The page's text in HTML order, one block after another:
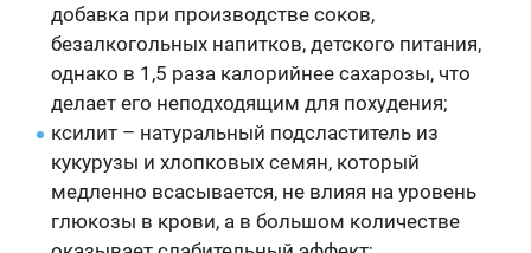
добавка при производстве соков,
безалкогольных напитков, детского питания,
однако в 1,5 раза калорийнее сахарозы, что
делает его неподходящим для похудения;
ксилит – натуральный подсластитель из
кукурузы и хлопковых семян, который
медленно всасывается, не влияя на уровень
глюкозы в крови, а в большом количестве